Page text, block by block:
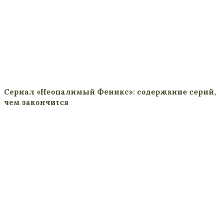
Сериал «Неопалимый Феникс»: содержание серий,
чем закончится